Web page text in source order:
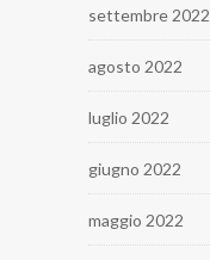
settembre 2022
agosto 2022
luglio 2022
giugno 2022
maggio 2022